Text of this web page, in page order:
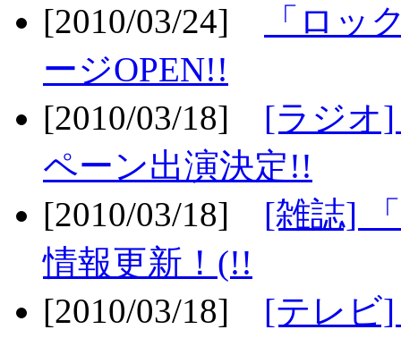
[2010/03/24]
「ロッ
ージOPEN!!
[2010/03/18] [ラジオ
ペーン出演決定!!
[2010/03/18] [雑誌]
情報更新！(!!
[2010/03/18] [テレビ